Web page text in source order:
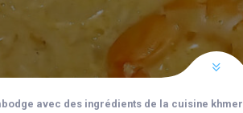
avec des ingrédients de la cuisine khmer